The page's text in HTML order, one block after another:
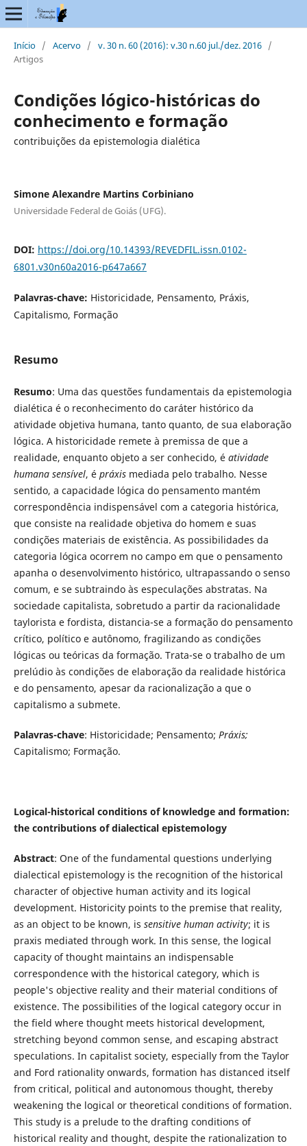
Início / Acervo / v. 30 n. 60 (2016): v.30 n.60 jul./dez. 2016 /
Artigos
Condições lógico-históricas do
conhecimento e formação
contribuições da epistemologia dialética
Simone Alexandre Martins Corbiniano
Universidade Federal de Goiás (UFG).
DOI: https://doi.org/10.14393/REVEDFIL.issn.0102-
6801.v30n60a2016-p647a667
Palavras-chave: Historicidade, Pensamento, Práxis,
Capitalismo, Formação
Resumo
Resumo: Uma das questões fundamentais da epistemologia
dialética é o reconhecimento do caráter histórico da
atividade objetiva humana, tanto quanto, de sua elaboração
lógica. A historicidade remete à premissa de que a
realidade, enquanto objeto a ser conhecido, é atividade
humana sensível, é práxismediada pelo trabalho. Nesse
sentido, a capacidade lógica do pensamento mantém
correspondência indispensável com a categoria histórica,
que consiste na realidade objetiva do homem e suas
condições materiais de existência. As possibilidades da
categoria lógica ocorrem no campo em que o pensamento
apanha o desenvolvimento histórico, ultrapassando o senso
comum, e se subtraindo às especulações abstratas. Na
sociedade capitalista, sobretudo a partir da racionalidade
taylorista e fordista, distancia-se a formação do pensamento
crítico, político e autônomo, fragilizando as condições
lógicas ou teóricas da formação. Trata-se o trabalho de um
prelúdio às condições de elaboração da realidade histórica
e do pensamento, apesar da racionalização a que o
capitalismo a submete.
Palavras-chave: Historicidade; Pensamento; Práxis;
Capitalismo; Formação.
Logical-historical conditions of knowledge and formation:
the contributions of dialectical epistemology
Abstract: One of the fundamental questions underlying
dialectical epistemology is the recognition of the historical
character of objective human activity and its logical
development. Historicity points to the premise that reality,
as an object to be known, is sensitive human activity; it is
praxis mediated through work. In this sense, the logical
capacity of thought maintains an indispensable
correspondence with the historical category, which is
people's objective reality and their material conditions of
existence. The possibilities of the logical category occur in
the field where thought meets historical development,
stretching beyond common sense, and escaping abstract
speculations. In capitalist society, especially from the Taylor
and Ford rationality onwards, formation has distanced itself
from critical, political and autonomous thought, thereby
weakening the logical or theoretical conditions of formation.
This study is a prelude to the drafting conditions of
historical reality and thought, despite the rationalization to